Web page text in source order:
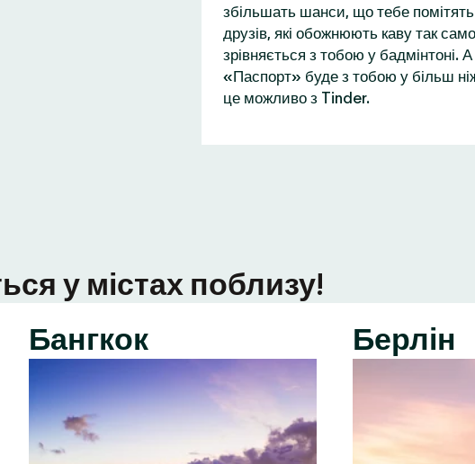
збільшать шанси, що тебе
друзів, які обожнюють каву так
зрівняється з тобою у бадмінтоні.
«Паспорт» буде з тобою у більш
це можливо з Tinder.
у містах поблизу!
Бангкок
Берлін